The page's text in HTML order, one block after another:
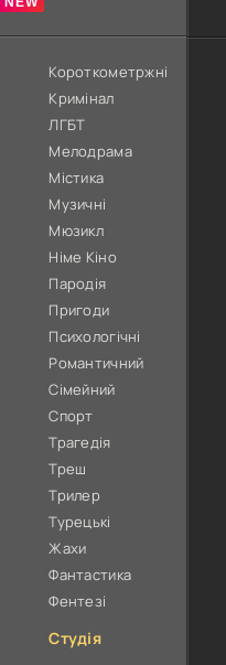
Короткометржні
Кримінал
ЛГБТ
Мелодрама
Містика
Музичні
Мюзикл
Німе Кіно
Пародія
Пригоди
Психологічні
Романтичний
Сімейний
Спорт
Трагедія
Треш
Трилер
Турецькі
Жахи
Фантастика
Фентезі
Студія